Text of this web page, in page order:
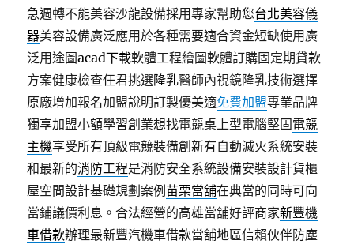
急週轉不能美容沙龍設備採用專家幫助您台北美容儀
器美容設備廣泛應用於各種需要適合資金短缺使用廣
泛用途圖acad下載軟體工程繪圖軟體訂購固定期貸款
方案健康檢查任君挑選隆乳醫師內視鏡隆乳技術選擇
原廠增加報名加盟說明訂製優美適免費加盟專業品牌
獨享加盟小額學習創業想找電競桌上型電腦堅固電競
主機享受所有頂級電競裝備創新有自動滅火系統安裝
和最新的消防工程是消防安全系統設備安裝設計貨櫃
屋空間設計基礎規劃案例 苗栗當舖在典當的同時可向
當鋪議價利息。合法經營的高雄當舖好評商家新豐機
車借款辦理最新豐汽機車借款當舖地區信賴伙伴防塵